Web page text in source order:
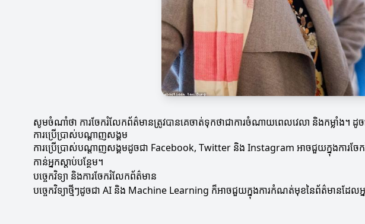
សូមចំណាំថា ការចែករំលែកព័ត៌មានត្រូវបានគេចាត់ទុកថាជាការចំណាយពេលវេលា និងកម្លាំង។
ការប្រើប្រាស់បណ្តាញសង្គម
ការប្រើប្រាស់បណ្តាញសង្គមដូចជា Facebook, Twitter និង Instagram អាចជួយក្នុងការច
កាន់អ្នកស្តាប់បន្ថែម។
បច្ចេកវិទ្យា និងការចែករំលែកព័ត៌មាន
បច្ចេកវិទ្យាថ្មីៗដូចជា AI និង Machine Learning ក៏អាចជួយក្នុងការកំណត់មុខនៃព័ត៌មានដែលអ្